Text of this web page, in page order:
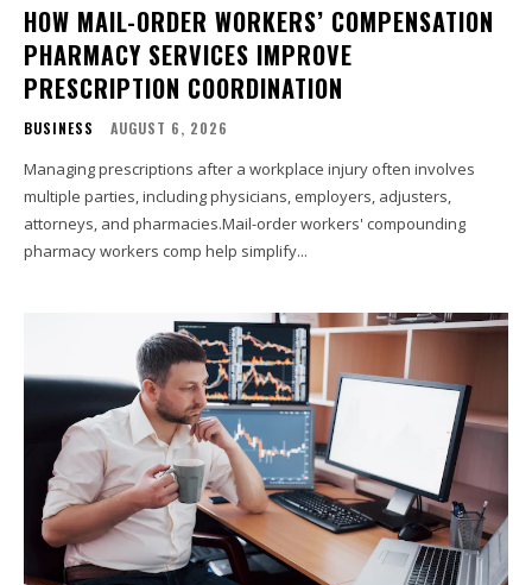
HOW MAIL-ORDER WORKERS’ COMPENSATION
PHARMACY SERVICES IMPROVE
PRESCRIPTION COORDINATION
BUSINESS AUGUST 6, 2026
Managing prescriptions after a workplace injury often involves
multiple parties, including physicians, employers, adjusters,
attorneys, and pharmacies.Mail-order workers' compounding
pharmacy workers comp help simplify...